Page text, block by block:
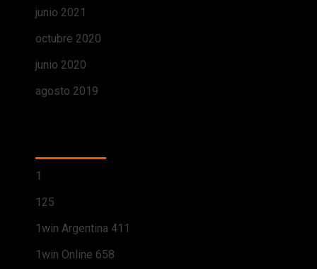
junio 2021
octubre 2020
junio 2020
agosto 2019
1
125
1win Argentina 411
1win Online 658